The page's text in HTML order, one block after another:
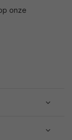
onze